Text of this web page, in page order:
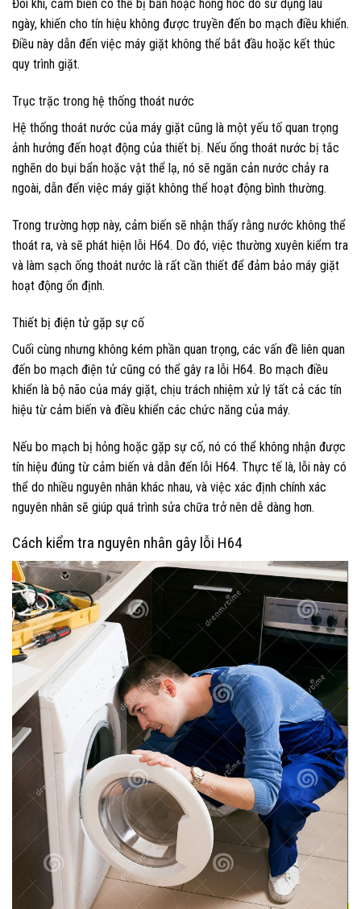
Đôi khi, cảm biến có thể bị bẩn hoặc hỏng hóc do sử dụng lâu
ngày, khiến cho tín hiệu không được truyền đến bo mạch điều khiển.
Điều này dẫn đến việc máy giặt không thể bắt đầu hoặc kết thúc
quy trình giặt.
Trục trặc trong hệ thống thoát nước
Hệ thống thoát nước của máy giặt cũng là một yếu tố quan trọng
ảnh hưởng đến hoạt động của thiết bị. Nếu ống thoát nước bị tắc
nghẽn do bụi bẩn hoặc vật thể lạ, nó sẽ ngăn cản nước chảy ra
ngoài, dẫn đến việc máy giặt không thể hoạt động bình thường.
Trong trường hợp này, cảm biến sẽ nhận thấy rằng nước không thể
thoát ra, và sẽ phát hiện lỗi H64. Do đó, việc thường xuyên kiểm tra
và làm sạch ống thoát nước là rất cần thiết để đảm bảo máy giặt
hoạt động ổn định.
Thiết bị điện tử gặp sự cố
Cuối cùng nhưng không kém phần quan trọng, các vấn đề liên quan
đến bo mạch điện tử cũng có thể gây ra lỗi H64. Bo mạch điều
khiển là bộ não của máy giặt, chịu trách nhiệm xử lý tất cả các tín
hiệu từ cảm biến và điều khiển các chức năng của máy.
Nếu bo mạch bị hỏng hoặc gặp sự cố, nó có thể không nhận được
tín hiệu đúng từ cảm biến và dẫn đến lỗi H64. Thực tế là, lỗi này có
thể do nhiều nguyên nhân khác nhau, và việc xác định chính xác
nguyên nhân sẽ giúp quá trình sửa chữa trở nên dễ dàng hơn.
Cách kiểm tra nguyên nhân gây lỗi H64